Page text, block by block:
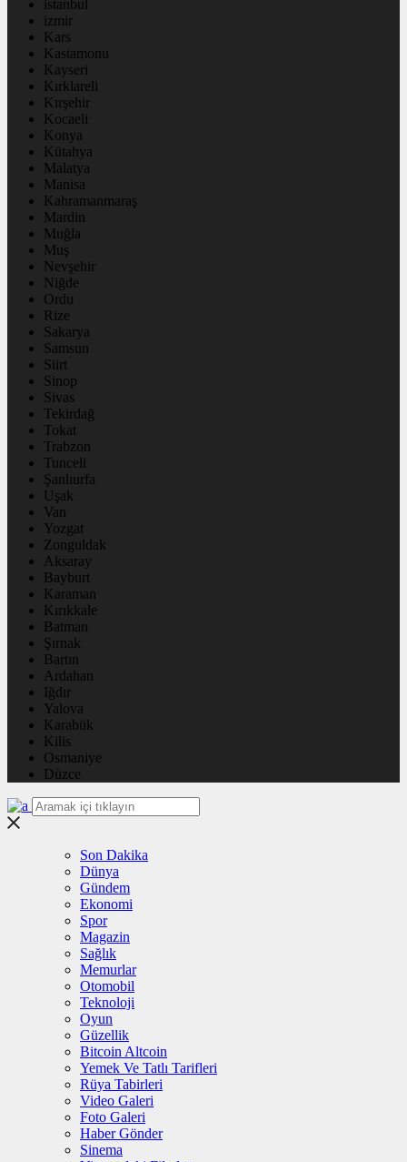
istanbul
izmir
Kars
Kastamonu
Kayseri
Kırklareli
Kırşehir
Kocaeli
Konya
Kütahya
Malatya
Manisa
Kahramanmaraş
Mardin
Muğla
Muş
Nevşehir
Niğde
Ordu
Rize
Sakarya
Samsun
Siirt
Sinop
Sivas
Tekirdağ
Tokat
Trabzon
Tunceli
Şanlıurfa
Uşak
Van
Yozgat
Zonguldak
Aksaray
Bayburt
Karaman
Kırıkkale
Batman
Şırnak
Bartın
Ardahan
Iğdır
Yalova
Karabük
Kilis
Osmaniye
Düzce
Son Dakika
Dünya
Gündem
Ekonomi
Spor
Magazin
Sağlık
Memurlar
Otomobil
Teknoloji
Oyun
Güzellik
Bitcoin Altcoin
Yemek Ve Tatlı Tarifleri
Rüya Tabirleri
Video Galeri
Foto Galeri
Haber Gönder
Sinema